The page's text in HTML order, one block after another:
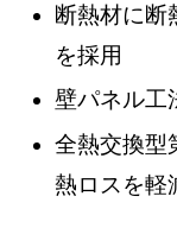
断熱材に断
を採用
壁パネル工
全熱交換型
熱ロスを軽